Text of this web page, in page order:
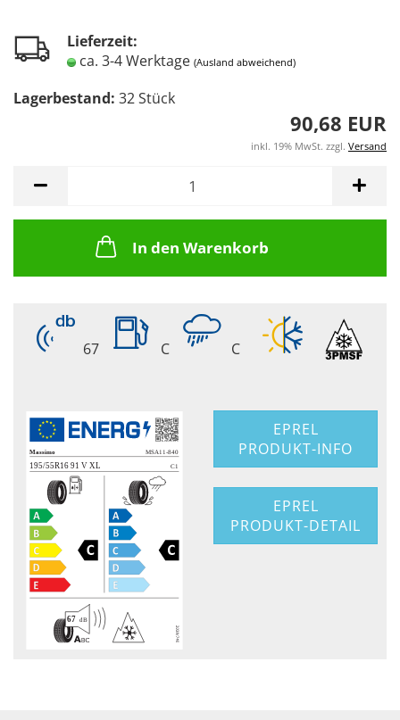
Lieferzeit:
ca. 3-4 Werktage (Ausland abweichend)
Lagerbestand: 32Stück
90,68 EUR
inkl. 19% MwSt. zzgl. Versand
In den Warenkorb
67 C C
EPREL
PRODUKT-INFO
EPREL
PRODUKT-DETAIL